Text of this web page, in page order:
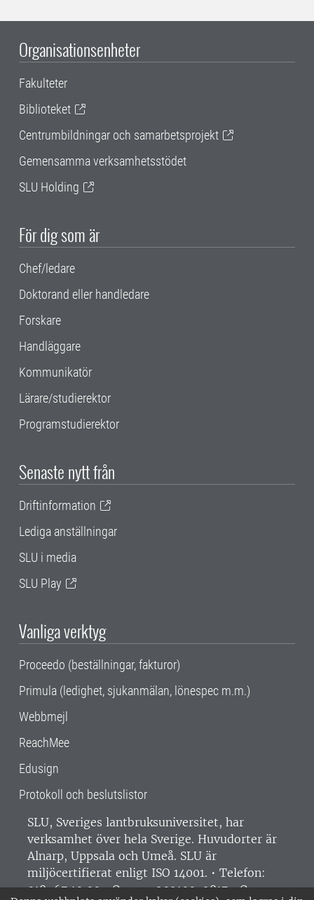
Organisationsenheter
Fakulteter
Biblioteket
Centrumbildningar och samarbetsprojekt
Gemensamma verksamhetsstödet
SLU Holding
För dig som är
Chef/ledare
Doktorand eller handledare
Forskare
Handläggare
Kommunikatör
Lärare/studierektor
Programstudierektor
Senaste nytt från
Driftinformation
Lediga anställningar
SLU i media
SLU Play
Vanliga verktyg
Proceedo (beställningar, fakturor)
Primula (ledighet, sjukanmälan, lönespec m.m.)
Webbmejl
ReachMee
Edusign
Protokoll och beslutslistor
SLU, Sveriges lantbruksuniversitet, har
verksamhet över hela Sverige. Huvudorter är
Alnarp, Uppsala och Umeå. SLU är
miljöcertifierat enligt ISO 14001. • Telefon:
018-67 10 00 • Org nr: 202100-2817 •Om